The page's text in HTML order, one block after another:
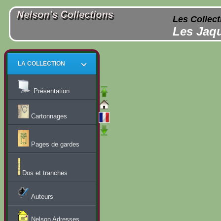
Les
Les
LA COLLECTION
Présentation
Cartonnages
Pages de gardes
Dos et tranches
Auteurs
Nelson Adresses